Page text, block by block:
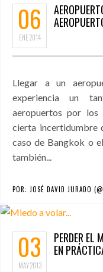
06
ENE2014
Llegar a un
experiencia un
aeropuertos por los
cierta incertidumbre
caso de Bangkok o
también...
POR: JOSÉ DAVID JURADO
03
MAY2013
PERDER EL
EN